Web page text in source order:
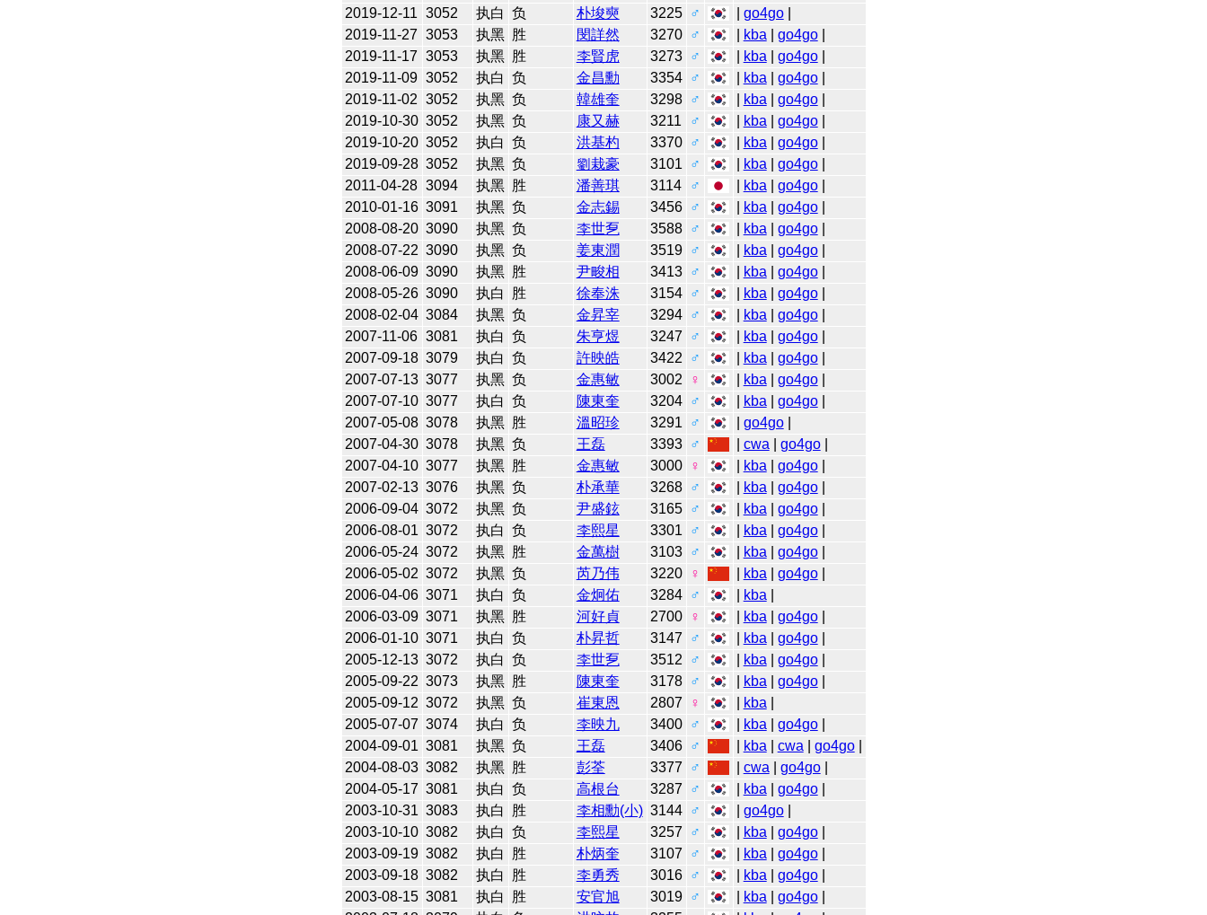
2019-12-11 3052 执白 负 朴埈奭 3225 ♂ go4go|
2019-11-27 3053 执黑 胜 閔詳然 3270 ♂ kba go4go|
2019-11-17 3053 执黑 胜 李賢虎 3273 ♂ kba go4go|
2019-11-09 3052 执白 负 金昌勳 3354 ♂ kba go4go|
2019-11-02 3052 执黑 负 韓雄奎 3298 ♂ kba go4go|
2019-10-30 3052 执黑 负 康又赫 3211 ♂ kba go4go|
2019-10-20 3052 执白 负 洪基杓 3370 ♂ kba go4go|
2019-09-28 3052 执黑 负 劉栽豪 3101 ♂ kba go4go|
2011-04-28 3094 执黑 胜 潘善琪 3114 ♂ kba go4go|
2010-01-16 3091 执黑 负 金志錫 3456 ♂ kba go4go|
2008-08-20 3090 执黑 负 李世乭 3588 ♂ kba go4go|
2008-07-22 3090 执黑 负 姜東潤 3519 ♂ kba go4go|
2008-06-09 3090 执黑 胜 尹畯相 3413 ♂ kba go4go|
2008-05-26 3090 执白 胜 徐奉洙 3154 ♂ kba go4go|
2008-02-04 3084 执黑 负 金昇宰 3294 ♂ kba go4go|
2007-11-06 3081 执白 负 朱亨煜 3247 ♂ kba go4go|
2007-09-18 3079 执白 负 許映皓 3422 ♂ kba go4go|
2007-07-13 3077 执黑 负 金惠敏 3002 ♀ kba go4go|
2007-07-10 3077 执白 负 陳東奎 3204 ♂ kba go4go|
2007-05-08 3078 执黑 胜 溫昭珍 3291 ♂ go4go|
2007-04-30 3078 执黑 负 王磊 3393 ♂ cwa go4go|
2007-04-10 3077 执黑 胜 金惠敏 3000 ♀ kba go4go|
2007-02-13 3076 执黑 负 朴承華 3268 ♂ kba go4go|
2006-09-04 3072 执黑 负 尹盛鉉 3165 ♂ kba go4go|
2006-08-01 3072 执白 负 李熙星 3301 ♂ kba go4go|
2006-05-24 3072 执黑 胜 金萬樹 3103 ♂ kba go4go|
2006-05-02 3072 执黑 负 芮乃伟 3220 ♀ kba go4go|
2006-04-06 3071 执白 负 金炯佑 3284 ♂ kba
2006-03-09 3071 执黑 胜 河好貞 2700 ♀ kba go4go|
2006-01-10 3071 执白 负 朴昇哲 3147 ♂ kba go4go|
2005-12-13 3072 执白 负 李世乭 3512 ♂ kba go4go|
2005-09-22 3073 执黑 胜 陳東奎 3178 ♂ kba go4go|
2005-09-12 3072 执黑 负 崔東恩 2807 ♀ kba
2005-07-07 3074 执白 负 李映九 3400 ♂ kba go4go|
2004-09-01 3081 执黑 负 王磊 3406 ♂ kba cwa go4go|
2004-08-03 3082 执黑 胜 彭荃 3377 ♂ cwa go4go|
2004-05-17 3081 执白 负 高根台 3287 ♂ kba go4go|
2003-10-31 3083 执白 胜 李相勳(小) 3144 ♂ go4go|
2003-10-10 3082 执白 负 李熙星 3257 ♂ kba go4go|
2003-09-19 3082 执白 胜 朴炳奎 3107 ♂ kba go4go|
2003-09-18 3082 执白 胜 李勇秀 3016 ♂ kba go4go|
2003-08-15 3081 执白 胜 安官旭 3019 ♂ kba go4go|